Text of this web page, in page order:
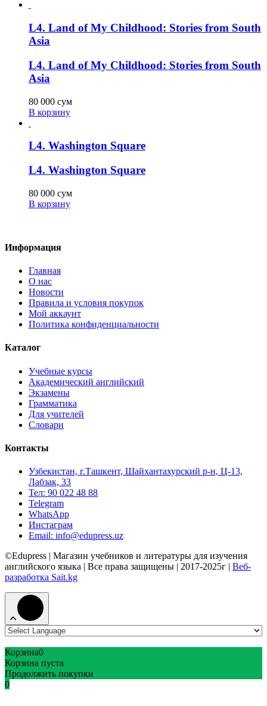
L4. Land of My Childhood: Stories from South
Asia
L4. Land of My Childhood: Stories from South
Asia
80 000 сум
В корзину
L4. Washington Square
L4. Washington Square
80 000 сум
В корзину
Информация
Главная
О нас
Новости
Правила и условия покупок
Мой аккаунт
Политика конфиденциальности
Каталог
Учебные курсы
Академический английский
Экзамены
Грамматика
Для учителей
Словари
Контакты
Узбекистан, г.Ташкент, Шайхантахурский р-н, Ц-13,
Лабзак, 33
Тел: 90 022 48 88
Telegram
WhatsApp
Инстаграм
Email: info@edupress.uz
©Edupress | Магазин учебников и литературы для изучения
английского языка | Все права защищены | 2017-2025г | Веб-
разработка Sait.kg
Корзина0
Корзина пуста
Продолжить покупки
0